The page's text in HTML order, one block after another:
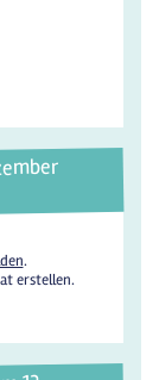
.
erstellen.